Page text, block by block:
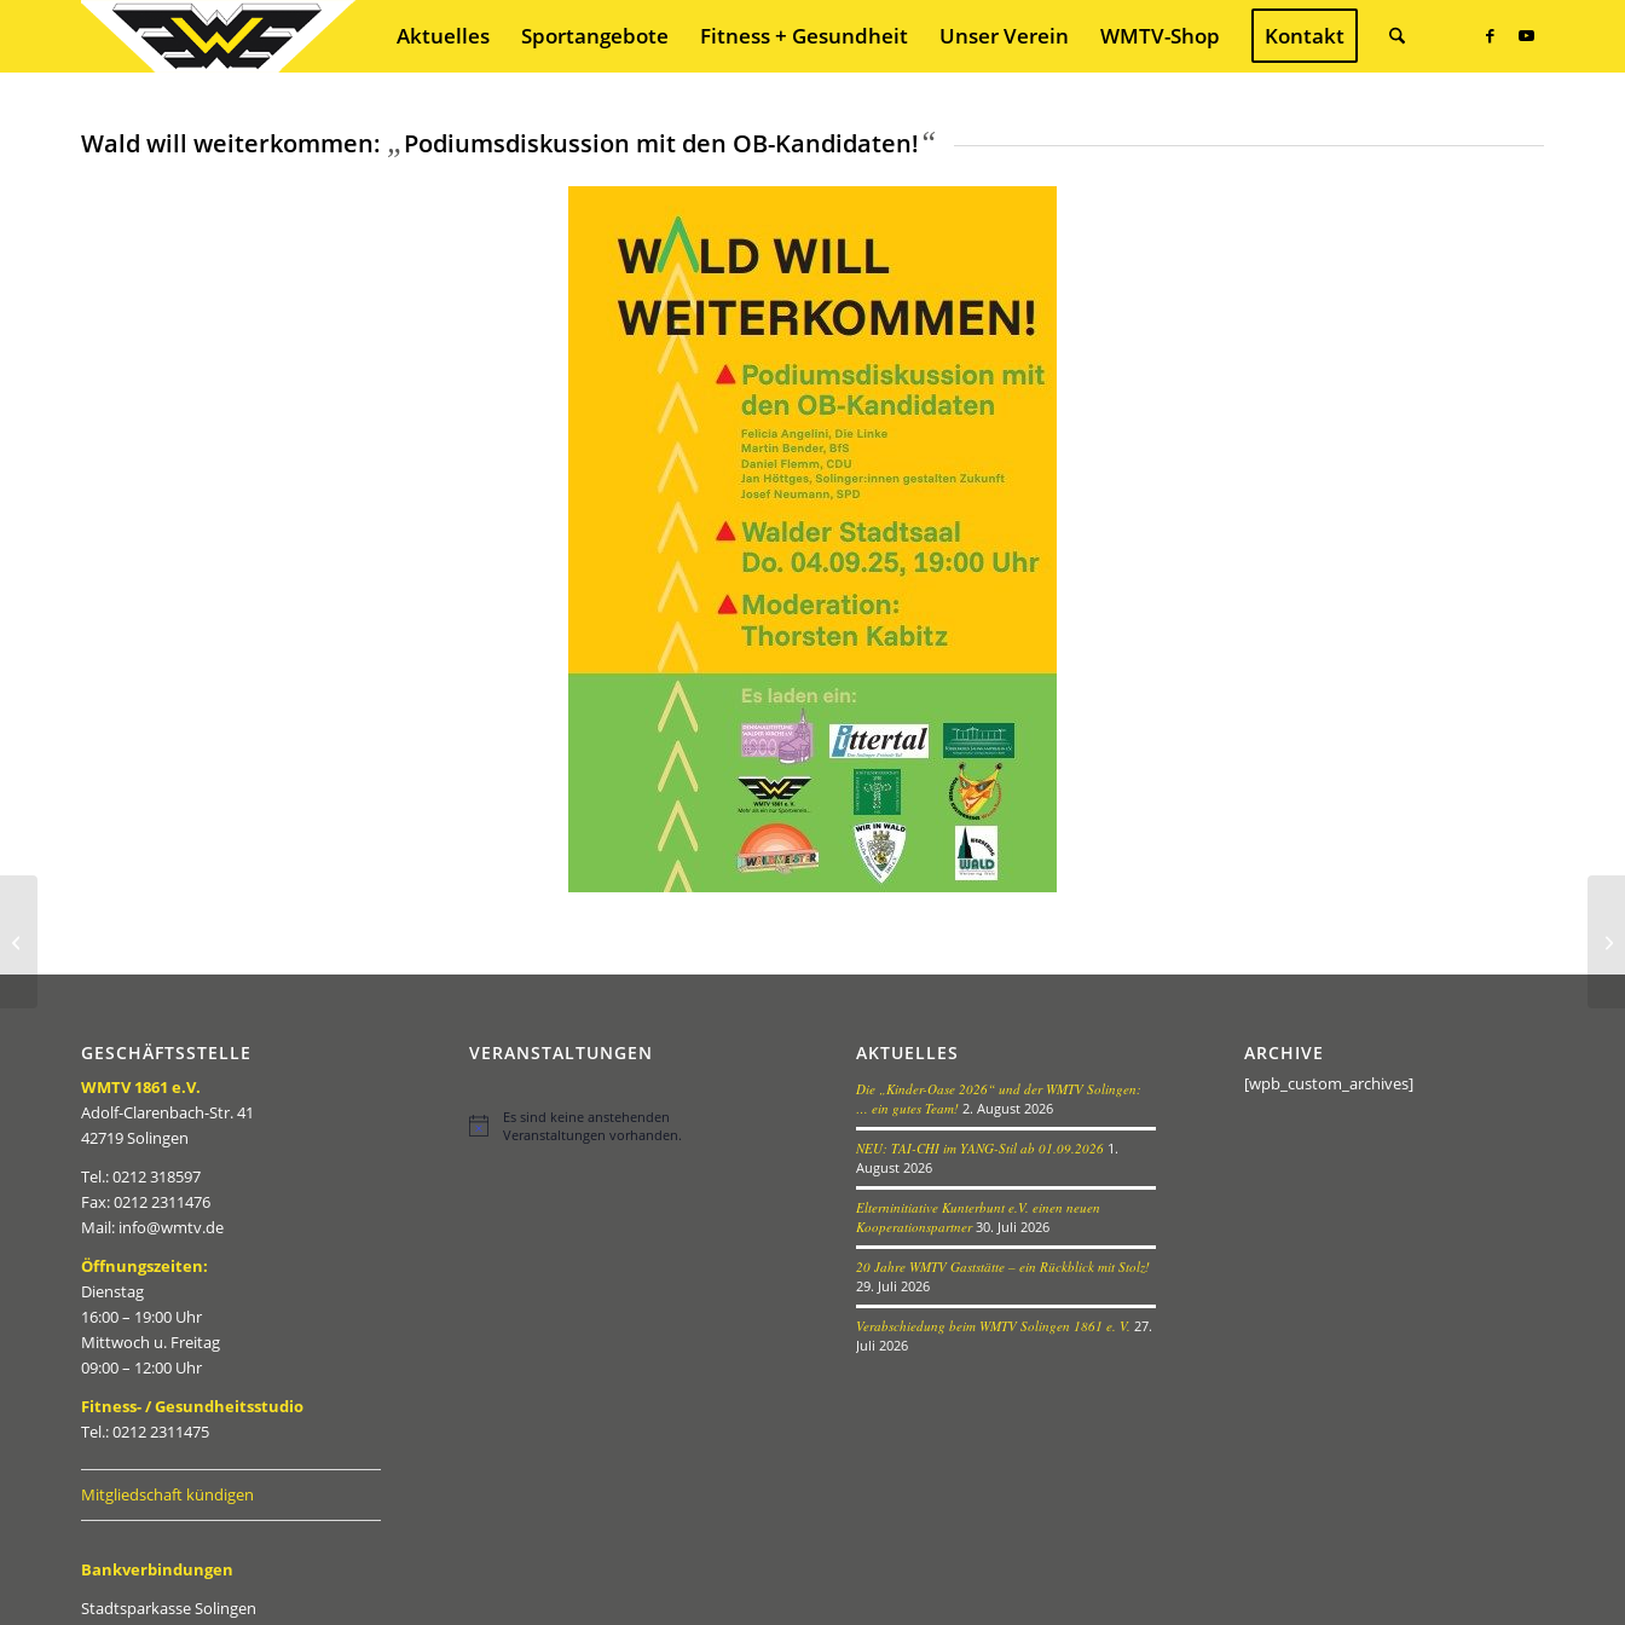
Aktuelles Sportangebote Fitness + Gesundheit Unser Verein WMTV-Shop Kontakt
Wald will weiterkommen: „Podiumsdiskussion mit den OB-Kandidaten!“
GESCHÄFTSSTELLE
WMTV 1861 e.V.
Adolf-Clarenbach-Str. 41
42719 Solingen
Tel.: 0212 318597
Fax: 0212 2311476
Mail: info@wmtv.de
Öffnungszeiten:
Dienstag
16:00 – 19:00 Uhr
Mittwoch u. Freitag
09:00 – 12:00 Uhr
Fitness- / Gesundheitsstudio
Tel.: 0212 2311475
Mitgliedschaft kündigen
Bankverbindungen
Stadtsparkasse Solingen
VERANSTALTUNGEN
Hinweis
Es sind keine anstehenden
Veranstaltungen vorhanden.
AKTUELLES
Die „Kinder-Oase 2026“ und der WMTV Solingen:
… ein gutes Team! 2. August 2026
NEU: TAI-CHI im YANG-Stil ab 01.09.2026 1.
August 2026
Elterninitiative Kunterbunt e.V. einen neuen
Kooperationspartner 30. Juli 2026
20 Jahre WMTV Gaststätte – ein Rückblick mit Stolz!
29. Juli 2026
Verabschiedung beim WMTV Solingen 1861 e. V. 27.
Juli 2026
ARCHIVE
[wpb_custom_archives]
WMTV Solingen!“